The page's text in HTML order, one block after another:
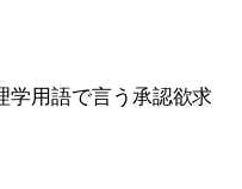
学用語で言う承認欲求